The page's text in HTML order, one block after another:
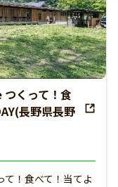
くって！食
長野県長野
！食べて！当てよ